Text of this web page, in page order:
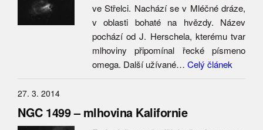
ve Střelci. Nachází se v Mléčné dráze,
v oblasti bohaté na hvězdy. Název
pochází od J. Herschela, kterému tvar
mlhoviny připomínal řecké písmeno
omega. Další užívané… Celý článek
27. 3. 2014
NGC 1499 – mlhovina Kalifornie